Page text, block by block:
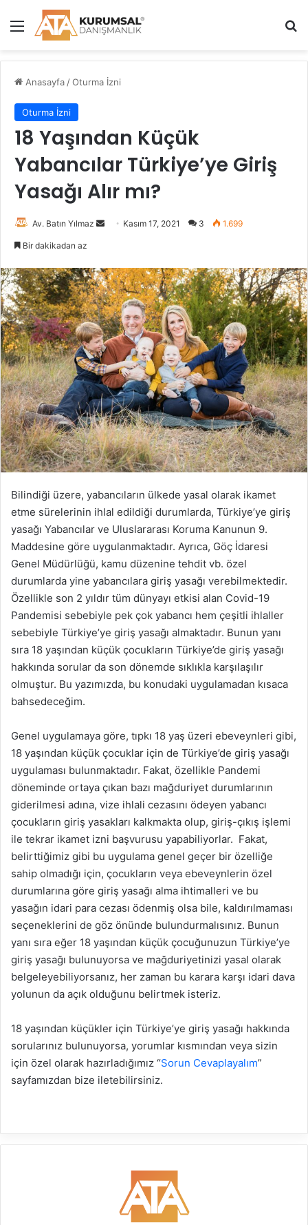
Menü
Anasayfa /Oturma İzni
Oturma İzni
18 Yaşından Küçük
Yabancılar Türkiye’ye Giriş
Yasağı Alır mı?
Av. Batın Yılmaz
e
-
p
o
s
t
a
g
ö
n
d
e
r
Kasım 17, 2021 3 1.699
Bir dakikadan az
Bilindiği üzere, yabancıların ülkede yasal olarak ikamet
etme sürelerinin ihlal edildiği durumlarda, Türkiye’ye giriş
yasağı Yabancılar ve Uluslararası Koruma Kanunun 9.
Maddesine göre uygulanmaktadır. Ayrıca, Göç İdaresi
Genel Müdürlüğü, kamu düzenine tehdit vb. özel
durumlarda yine yabancılara giriş yasağı verebilmektedir.
Özellikle son 2 yıldır tüm dünyayı etkisi alan Covid-19
Pandemisi sebebiyle pek çok yabancı hem çeşitli ihlaller
sebebiyle Türkiye’ye giriş yasağı almaktadır. Bunun yanı
sıra 18 yaşından küçük çocukların Türkiye’de giriş yasağı
hakkında sorular da son dönemde sıklıkla karşılaşılır
olmuştur. Bu yazımızda, bu konudaki uygulamadan kısaca
bahsedeceğim.
Genel uygulamaya göre, tıpkı 18 yaş üzeri ebeveynleri gibi,
18 yaşından küçük çocuklar için de Türkiye’de giriş yasağı
uygulaması bulunmaktadır. Fakat, özellikle Pandemi
döneminde ortaya çıkan bazı mağduriyet durumlarının
giderilmesi adına, vize ihlali cezasını ödeyen yabancı
çocukların giriş yasakları kalkmakta olup, giriş-çıkış işlemi
ile tekrar ikamet izni başvurusu yapabiliyorlar. Fakat,
belirttiğimiz gibi bu uygulama genel geçer bir özelliğe
sahip olmadığı için, çocukların veya ebeveynlerin özel
durumlarına göre giriş yasağı alma ihtimalleri ve bu
yasağın idari para cezası ödenmiş olsa bile, kaldırılmaması
seçeneklerini de göz önünde bulundurmalısınız. Bunun
yanı sıra eğer 18 yaşından küçük çocuğunuzun Türkiye’ye
giriş yasağı bulunuyorsa ve mağduriyetinizi yasal olarak
belgeleyebiliyorsanız, her zaman bu karara karşı idari dava
yolunun da açık olduğunu belirtmek isteriz.
18 yaşından küçükler için Türkiye’ye giriş yasağı hakkında
sorularınız bulunuyorsa, yorumlar kısmından veya sizin
için özel olarak hazırladığımız “Sorun Cevaplayalım”
sayfamızdan bize iletebilirsiniz.